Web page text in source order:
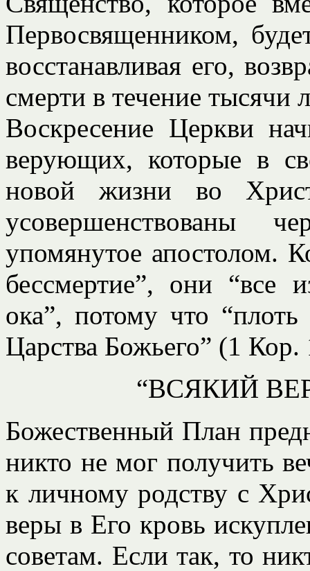
Первосвященником,
восстанавливая его,
смерти в течение тысячи
Воскресение Церкви
верующих, которые в
новой жизни во
усовершенствованы
упомянутое апостолом.
бессмертие”, они “все
ока”, потому что
Царства Божьего” (1 Кор.
“ВСЯКИЙ
Божественный План
никто не мог получить
к личному родству с
веры в Его кровь
советам. Если так, то